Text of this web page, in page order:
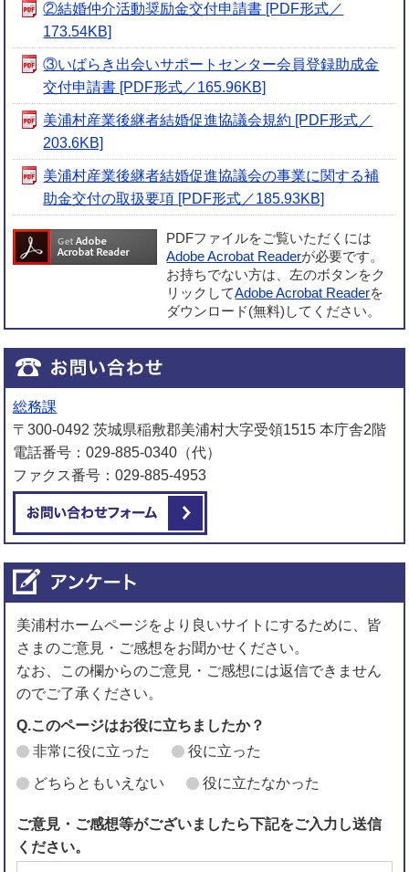
②結婚仲介活動奨励金交付申請書 [PDF形式／
173.54KB]
③いばらき出会いサポートセンター会員登録助成金
交付申請書 [PDF形式／165.96KB]
美浦村産業後継者結婚促進協議会規約 [PDF形式／
203.6KB]
美浦村産業後継者結婚促進協議会の事業に関する補
助金交付の取扱要項 [PDF形式／185.93KB]
PDFファイルをご覧いただくには
Adobe Acrobat Readerが必要です。
お持ちでない方は、左のボタンをク
リックしてAdobe Acrobat Readerを
ダウンロード(無料)してください。
総務課
〒300-0492 茨城県稲敷郡美浦村大字受領1515 本庁舎2階
電話番号：029-885-0340（代）
ファクス番号：029-885-4953
美浦村ホームページをより良いサイトにするために、皆
さまのご意見・ご感想をお聞かせください。
なお、この欄からのご意見・ご感想には返信できません
のでご了承ください。
Q.このページはお役に立ちましたか？
非常に役に立った
役に立った
どちらともいえない 役に立たなかった
ご意見・ご感想等がございましたら下記をご入力し送信
ください。